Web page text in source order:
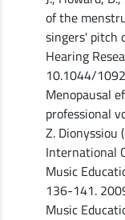
of the
singers' pitch
Hearing
10.1044/
Menopausal
professional
Z. Dionyssiou
International
Music
136-141.
Music